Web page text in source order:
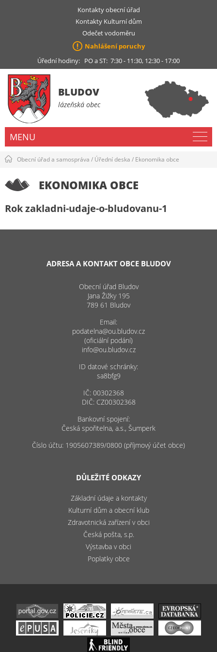
Kontakty obecní úřad
Kontakty Kulturní dům
Odečet vodoměru
Nahlášení poruchy
Úřední hodiny: PO a ST: 7:30 - 11:30, 12:30 - 17:00
BLUDOV
lázeňská obec
MENU
Obecní úřad a samospráva / Úřední deska / Ekonomika obce
EKONOMIKA OBCE
Rok zakladni-udaje-o-bludovanu-1
ADRESA A KONTAKT OBCE BLUDOV
Obecní úřad Bludov
Jana Žižky 195
789 61 Bludov
Email:
podatelna@ou.bludov.cz
(oficiální podání)
info@ou.bludov.cz
ID datové schránky:
sa8bfg9
IČ: 00302368
DIČ: CZ00302368
Bankovní spojení:
Česká spořitelna, a.s., Šumperk
Číslo účtu: 1905607389/0800 (příjmový účet obce)
DŮLEŽITÉ ODKAZY
Základní údaje a kontakty
Kulturní dům a obecní klub
Zdravotnická zařízení v obci
Česká pošta, s.p.
Výstavba v obci
Poplatky obce